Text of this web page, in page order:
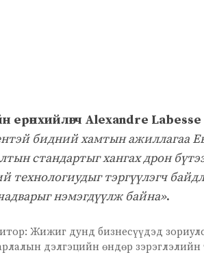
ерөнхийлөгч Alexandre Labesse
бидний хамтын ажиллагаа
стандартыг хангах дрон
тэргүүлэгч
нэмэгдүүлж байна».
Жижиг дунд бизнесүүдэд
дэлгэцийн өндөр зэрэглэлийн